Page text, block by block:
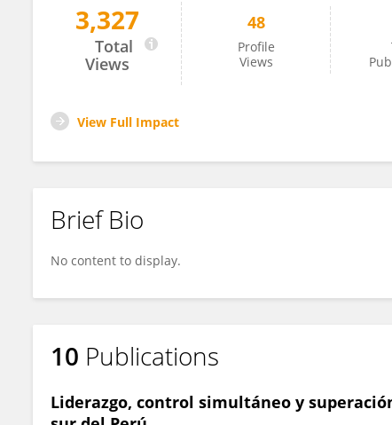
JORGE JINCHUÑA HUALLPA
3,327
Total
Views
48
Profile
Views
View Full Impact
Brief Bio
No content to display.
10 Publications
Liderazgo, control simultáneo y